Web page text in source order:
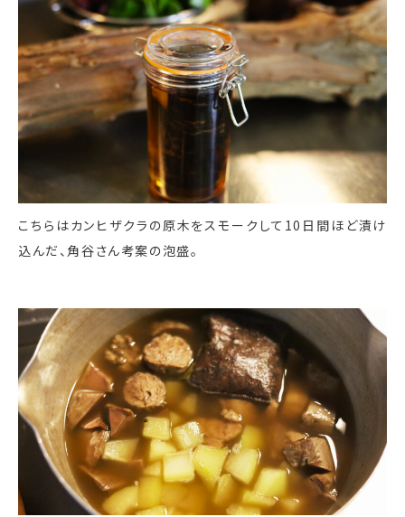
こちらはカンヒザクラの原木をスモークして10日間ほど漬け
込んだ、角谷さん考案の泡盛。